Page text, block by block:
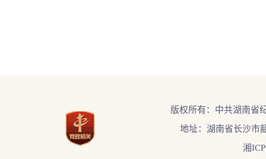
版权所有：中共湖南省
地址：湖南省长沙市
湘